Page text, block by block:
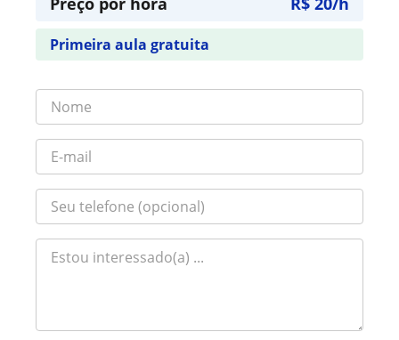
Primeira aula gratuita